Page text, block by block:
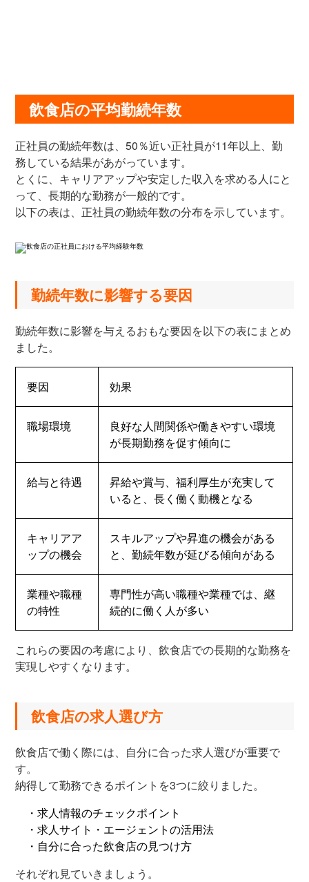
飲食店の平均勤続年数
正社員の勤続年数は、50％近い正社員が11年以上、勤
務している結果があがっています。
とくに、キャリアアップや安定した収入を求める人にと
って、長期的な勤務が一般的です。
以下の表は、正社員の勤続年数の分布を示しています。
勤続年数に影響する要因
勤続年数に影響を与えるおもな要因を以下の表にまとめ
ました。
要因 効果
職場環境
良好な人間関係や働きやすい環境
が長期勤務を促す傾向に
給与と待遇
昇給や賞与、福利厚生が充実して
いると、長く働く動機となる
キャリアア
ップの機会
スキルアップや昇進の機会がある
と、勤続年数が延びる傾向がある
業種や職種
の特性
専門性が高い職種や業種では、継
続的に働く人が多い
これらの要因の考慮により、飲食店での長期的な勤務を
実現しやすくなります。
飲食店の求人選び方
飲食店で働く際には、自分に合った求人選びが重要で
す。
納得して勤務できるポイントを3つに絞りました。
・求人情報のチェックポイント
・求人サイト・エージェントの活用法
・自分に合った飲食店の見つけ方
それぞれ見ていきましょう。